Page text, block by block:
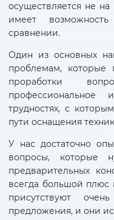
осуществляется не на
имеет
сравнении.
Один из основных
проблемам, которые
проработки
профессиональное
трудностях, с
пути оснащения
У нас достаточно
вопросы, которые
предварительных
всегда большой плюс
присутствуют
предложения, и они